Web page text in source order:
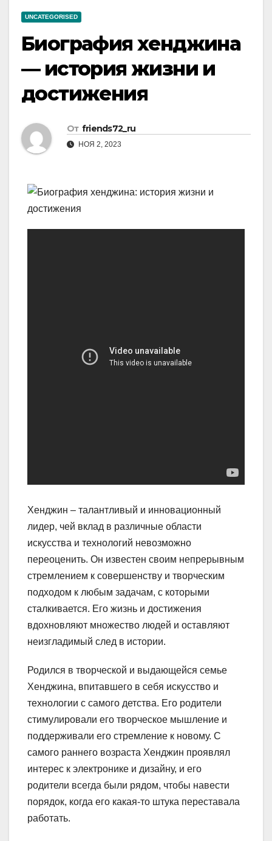
UNCATEGORISED
Биография хенджина
— история жизни и
достижения
От friends72_ru
НОЯ 2, 2023
Хенджин – талантливый и инновационный
лидер, чей вклад в различные области
искусства и технологий невозможно
переоценить. Он известен своим непрерывным
стремлением к совершенству и творческим
подходом к любым задачам, с которыми
сталкивается. Его жизнь и достижения
вдохновляют множество людей и оставляют
неизгладимый след в истории.
Родился в творческой и выдающейся семье
Хенджина, впитавшего в себя искусство и
технологии с самого детства. Его родители
стимулировали его творческое мышление и
поддерживали его стремление к новому. С
самого раннего возраста Хенджин проявлял
интерес к электронике и дизайну, и его
родители всегда были рядом, чтобы навести
порядок, когда его какая-то штука переставала
работать.